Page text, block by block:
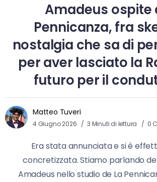
Amadeus ospite
Pennicanza, fra
nostalgia che sa di
per aver lasciato la
futuro per il
Matteo Tuveri
4 Giugno 2026 3 Minuti di lettura 0
Era stata annunciata e si è
concretizzata. Stiamo parlando
Amadeus nello studio de La